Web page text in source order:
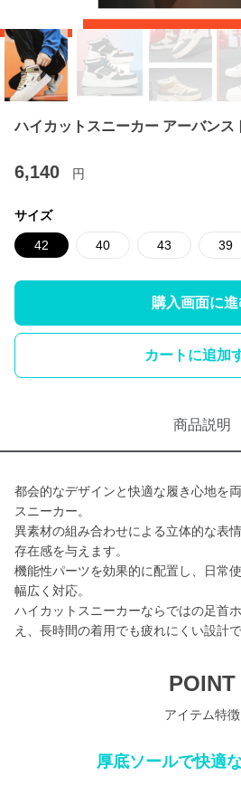
ハイカットスニーカー アーバンス
6,140 円
サイズ
42 40 43 39
購入画面に進
カートに追加
商品説明
都会的なデザインと快適な履き心地を
スニーカー。
異素材の組み合わせによる立体的な表
存在感を与えます。
機能性パーツを効果的に配置し、日常
幅広く対応。
ハイカットスニーカーならではの足首
え、長時間の着用でも疲れにくい設計で
POINT
アイテム特徴
厚底ソールで快適